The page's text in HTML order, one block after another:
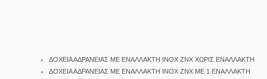
ΔΟΧΕΙΑ ΑΔΡΑΝΕΙΑΣ ΜΕ ΕΝΑΛΛΑΚΤΗ INOX ΖΝΧ ΧΩΡΙΣ ΕΝΑΛΛΑΚΤΗ
ΔΟΧΕΙΑ ΑΔΡΑΝΕΙΑΣ ΜΕ ΕΝΑΛΛΑΚΤΗ INOX ΖΝΧ ΜΕ 1 ΕΝΑΛΛΑΚΤΗ